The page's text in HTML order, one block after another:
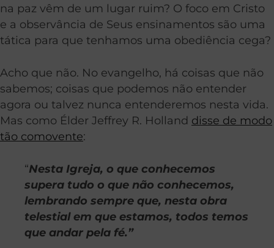
na paz vêm de um lugar ruim? O foco em Cristo
e a observância de Seus ensinamentos são uma
tática para que tenhamos uma obediência cega?
Acho que não. No evangelho, há coisas que não
sabemos; coisas que podemos não entender
agora ou talvez nunca entenderemos nesta vida.
Mas como Élder Jeffrey R. Holland disse de modo
tão comovente:
“Nesta Igreja, o que conhecemos
supera tudo o que não conhecemos,
lembrando sempre que, nesta obra
telestial em que estamos, todos temos
que andar pela fé.”